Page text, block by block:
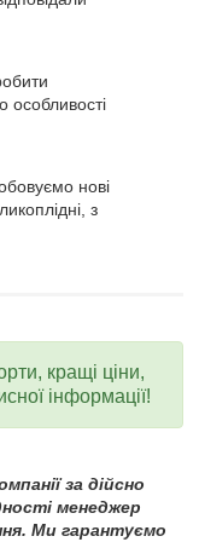
особливості
нові
з
кращі ціни,
інформації!
за дійсно
менеджер
Ми гарантуємо